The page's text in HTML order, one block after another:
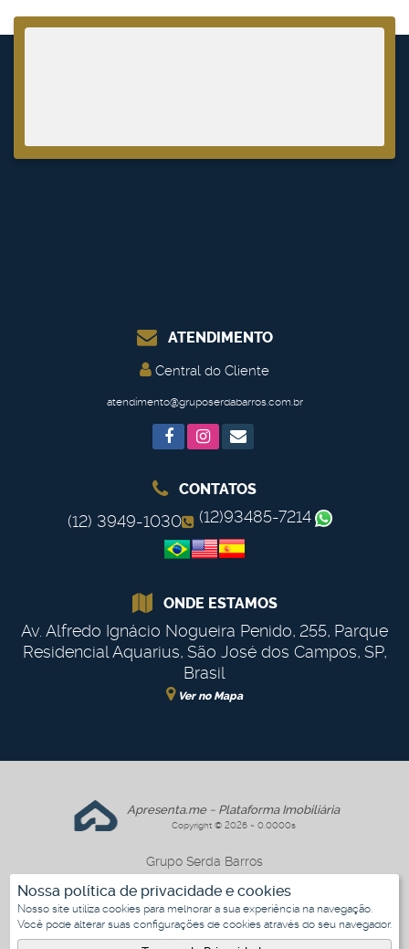
Nossa política de privacidade e cookies
Nosso site utiliza cookies para melhorar a sua experiência na navegação.
Você pode alterar suas configurações de cookies através do seu navegador.
ATENDIMENTO
Central do Cliente
atendimento@gruposerdabarros.com.br
CONTATOS
(12) 3949-1030 (12)93485-7214
ONDE ESTAMOS
Av. Alfredo Ignácio Nogueira Penido, 255, Parque
Residencial Aquarius, São José dos Campos, SP,
Brasil
Ver no Mapa
Apresenta.me ~ Plataforma Imobiliária
Copyright © 2026 ~ 0.0000s
Grupo Serda Barros